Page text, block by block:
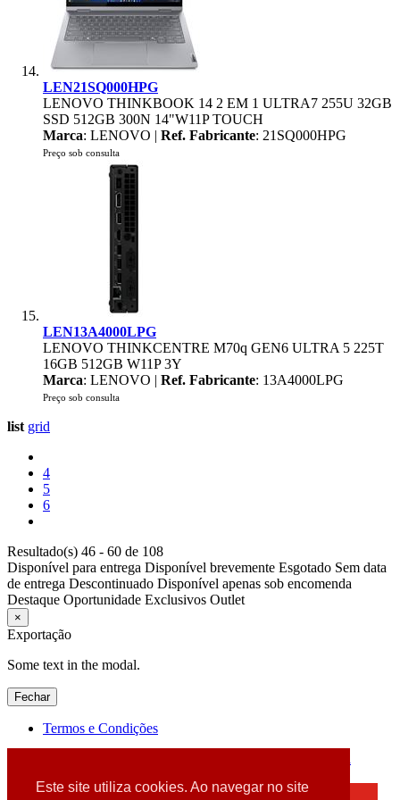
Este site utiliza cookies. Ao navegar no site
LEN21SQ000HPG
LENOVO THINKBOOK 14 2 EM 1 ULTRA7 255U 32GB
SSD 512GB 300N 14"W11P TOUCH
Marca: LENOVO | Ref. Fabricante: 21SQ000HPG
Preço sob consulta
LEN13A4000LPG
LENOVO THINKCENTRE M70q GEN6 ULTRA 5 225T
16GB 512GB W11P 3Y
Marca: LENOVO | Ref. Fabricante: 13A4000LPG
Preço sob consulta
list grid
4
5
6
Resultado(s) 46 - 60 de 108
Disponível para entrega Disponível brevemente Esgotado Sem data
de entrega Descontinuado Disponível apenas sob encomenda
Destaque Oportunidade Exclusivos Outlet
×
Exportação
Some text in the modal.
Fechar
Termos e Condições